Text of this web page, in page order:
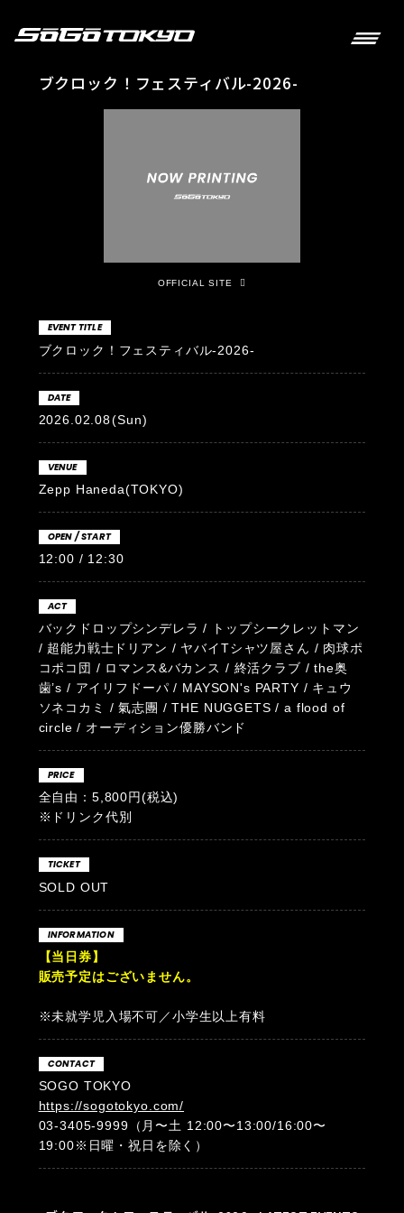
ブクロック！フェスティバル-2026-
OFFICIAL SITE
EVENT TITLE
ブクロック！フェスティバル-2026-
DATE
2026.02.08(Sun)
VENUE
Zepp Haneda(TOKYO)
OPEN / START
12:00 / 12:30
ACT
バックドロップシンデレラ / トップシークレットマン
/ 超能力戦士ドリアン / ヤバイTシャツ屋さん / 肉球ポ
コポコ団 / ロマンス&バカンス / 終活クラブ / the奥
歯’s / アイリフドーパ / MAYSON's PARTY / キュウ
ソネコカミ / 氣志團 / THE NUGGETS / a flood of
circle / オーディション優勝バンド
PRICE
全自由：5,800円(税込)
※ドリンク代別
TICKET
SOLD OUT
INFORMATION
【当日券】
販売予定はございません。
※未就学児入場不可／小学生以上有料
CONTACT
SOGO TOKYO
https://sogotokyo.com/
03-3405-9999（月〜土 12:00〜13:00/16:00〜
19:00※日曜・祝日を除く）